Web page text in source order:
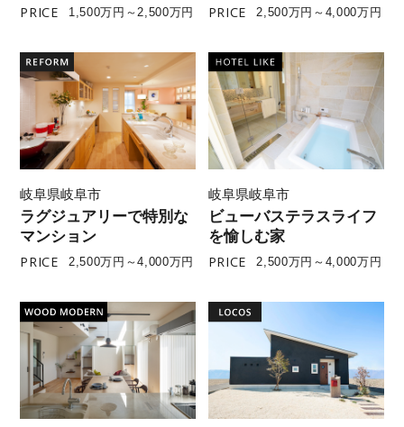
PRICE
1,500万円～2,500万円
PRICE
2,500万円～4,000万円
岐阜県岐阜市
ラグジュアリーで特別な
マンション
PRICE
2,500万円～4,000万円
岐阜県岐阜市
ビューバステラスライフ
を愉しむ家
PRICE
2,500万円～4,000万円